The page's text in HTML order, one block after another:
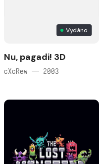
Vydáno
Nu, pagadi! 3D
cXcRew — 2003